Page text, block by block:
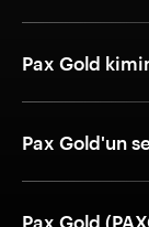
Pax Gold
Pax Gold'un
Pax Gold